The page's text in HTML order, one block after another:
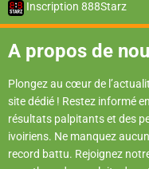
Inscription 888Starz
A propos de
Plongez au cœur de
site dédié ! Restez informé
résultats palpitants et des
ivoiriens. Ne manquez
record battu. Rejoignez